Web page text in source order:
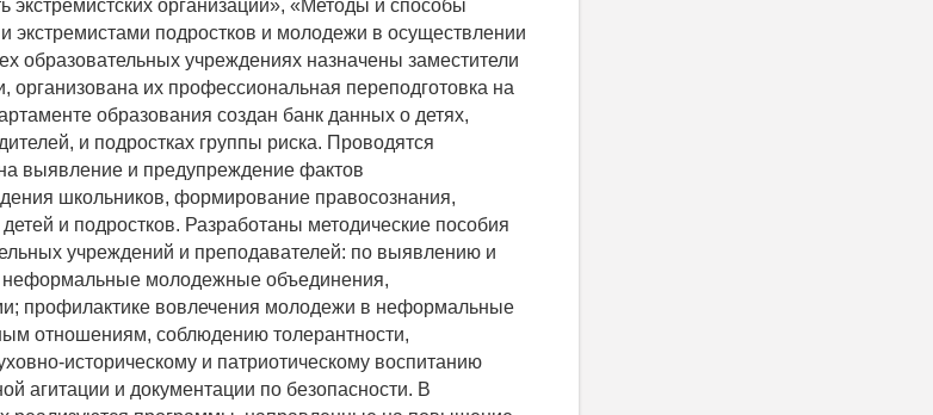
экстремистских организаций», «Методы и способы
экстремистами подростков и молодежи в осуществлении
образовательных учреждениях назначены заместители
организована их профессиональная переподготовка на
образования создан банк данных о детях,
и подростках группы риска. Проводятся
выявление и предупреждение фактов
школьников, формирование правосознания,
и подростков. Разработаны методические пособия
учреждений и преподавателей: по выявлению и
неформальные молодежные объединения,
профилактике вовлечения молодежи в неформальные
отношениям, соблюдению толерантности,
историческому и патриотическому воспитанию
агитации и документации по безопасности. В